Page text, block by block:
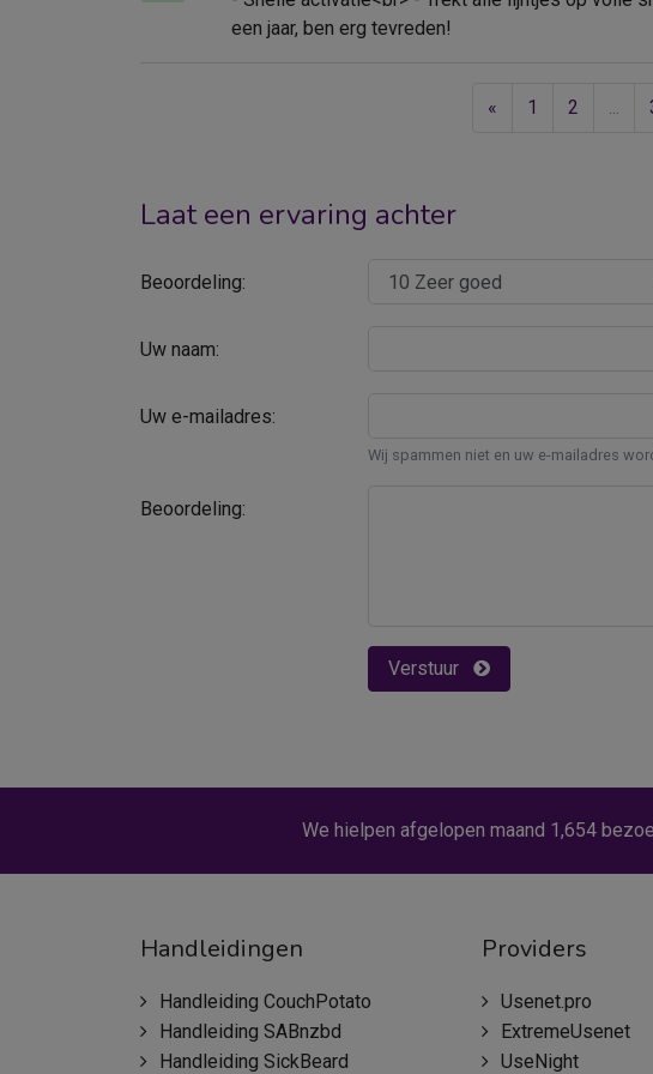
een jaar, ben erg tevreden!
« 1 2 ...
Laat een ervaring achter
Beoordeling:
Uw naam:
Uw e-mailadres:
Wij spammen niet en uw e-mailadres
Beoordeling:
Verstuur
We hielpen afgelopen maand 1,654
Handleidingen
Handleiding CouchPotato
Handleiding SABnzbd
Handleiding SickBeard
Providers
Usenet.pro
ExtremeUsenet
UseNight